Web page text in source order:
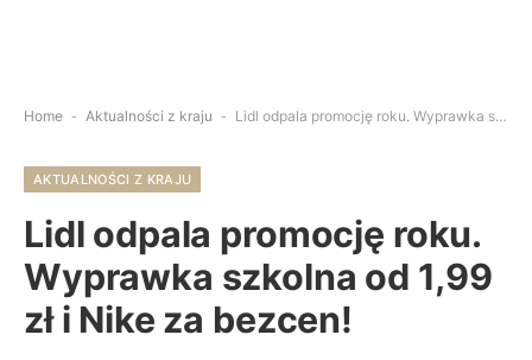
Home - Aktualności z kraju - Lidl odpala promocję roku. Wyprawka szkolna od 1,99 zł i Nike za bezcen!
AKTUALNOŚCI Z KRAJU
Lidl odpala promocję roku.
Wyprawka szkolna od 1,99
zł i Nike za bezcen!